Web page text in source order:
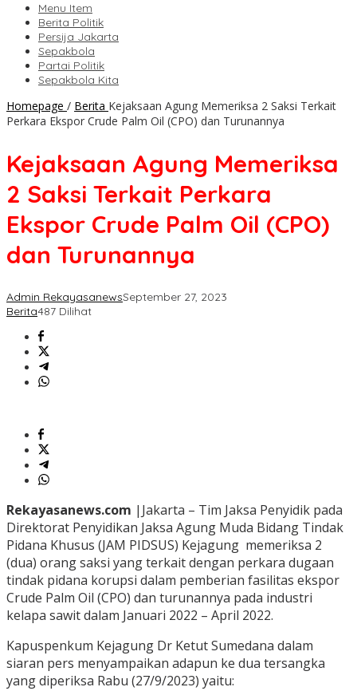
Menu Item
Berita Politik
Persija Jakarta
Sepakbola
Partai Politik
Sepakbola Kita
Homepage / Berita Kejaksaan Agung Memeriksa 2 Saksi Terkait
Perkara Ekspor Crude Palm Oil (CPO) dan Turunannya
Kejaksaan Agung Memeriksa
2 Saksi Terkait Perkara
Ekspor Crude Palm Oil (CPO)
dan Turunannya
Admin RekayasanewsSeptember 27, 2023
Berita487 Dilihat
Rekayasanews.com |Jakarta – Tim Jaksa Penyidik pada
Direktorat Penyidikan Jaksa Agung Muda Bidang Tindak
Pidana Khusus (JAM PIDSUS) Kejagung memeriksa 2
(dua) orang saksi yang terkait dengan perkara dugaan
tindak pidana korupsi dalam pemberian fasilitas ekspor
Crude Palm Oil (CPO) dan turunannya pada industri
kelapa sawit dalam Januari 2022 – April 2022.
Kapuspenkum Kejagung Dr Ketut Sumedana dalam
siaran pers menyampaikan adapun ke dua tersangka
yang diperiksa Rabu (27/9/2023) yaitu: